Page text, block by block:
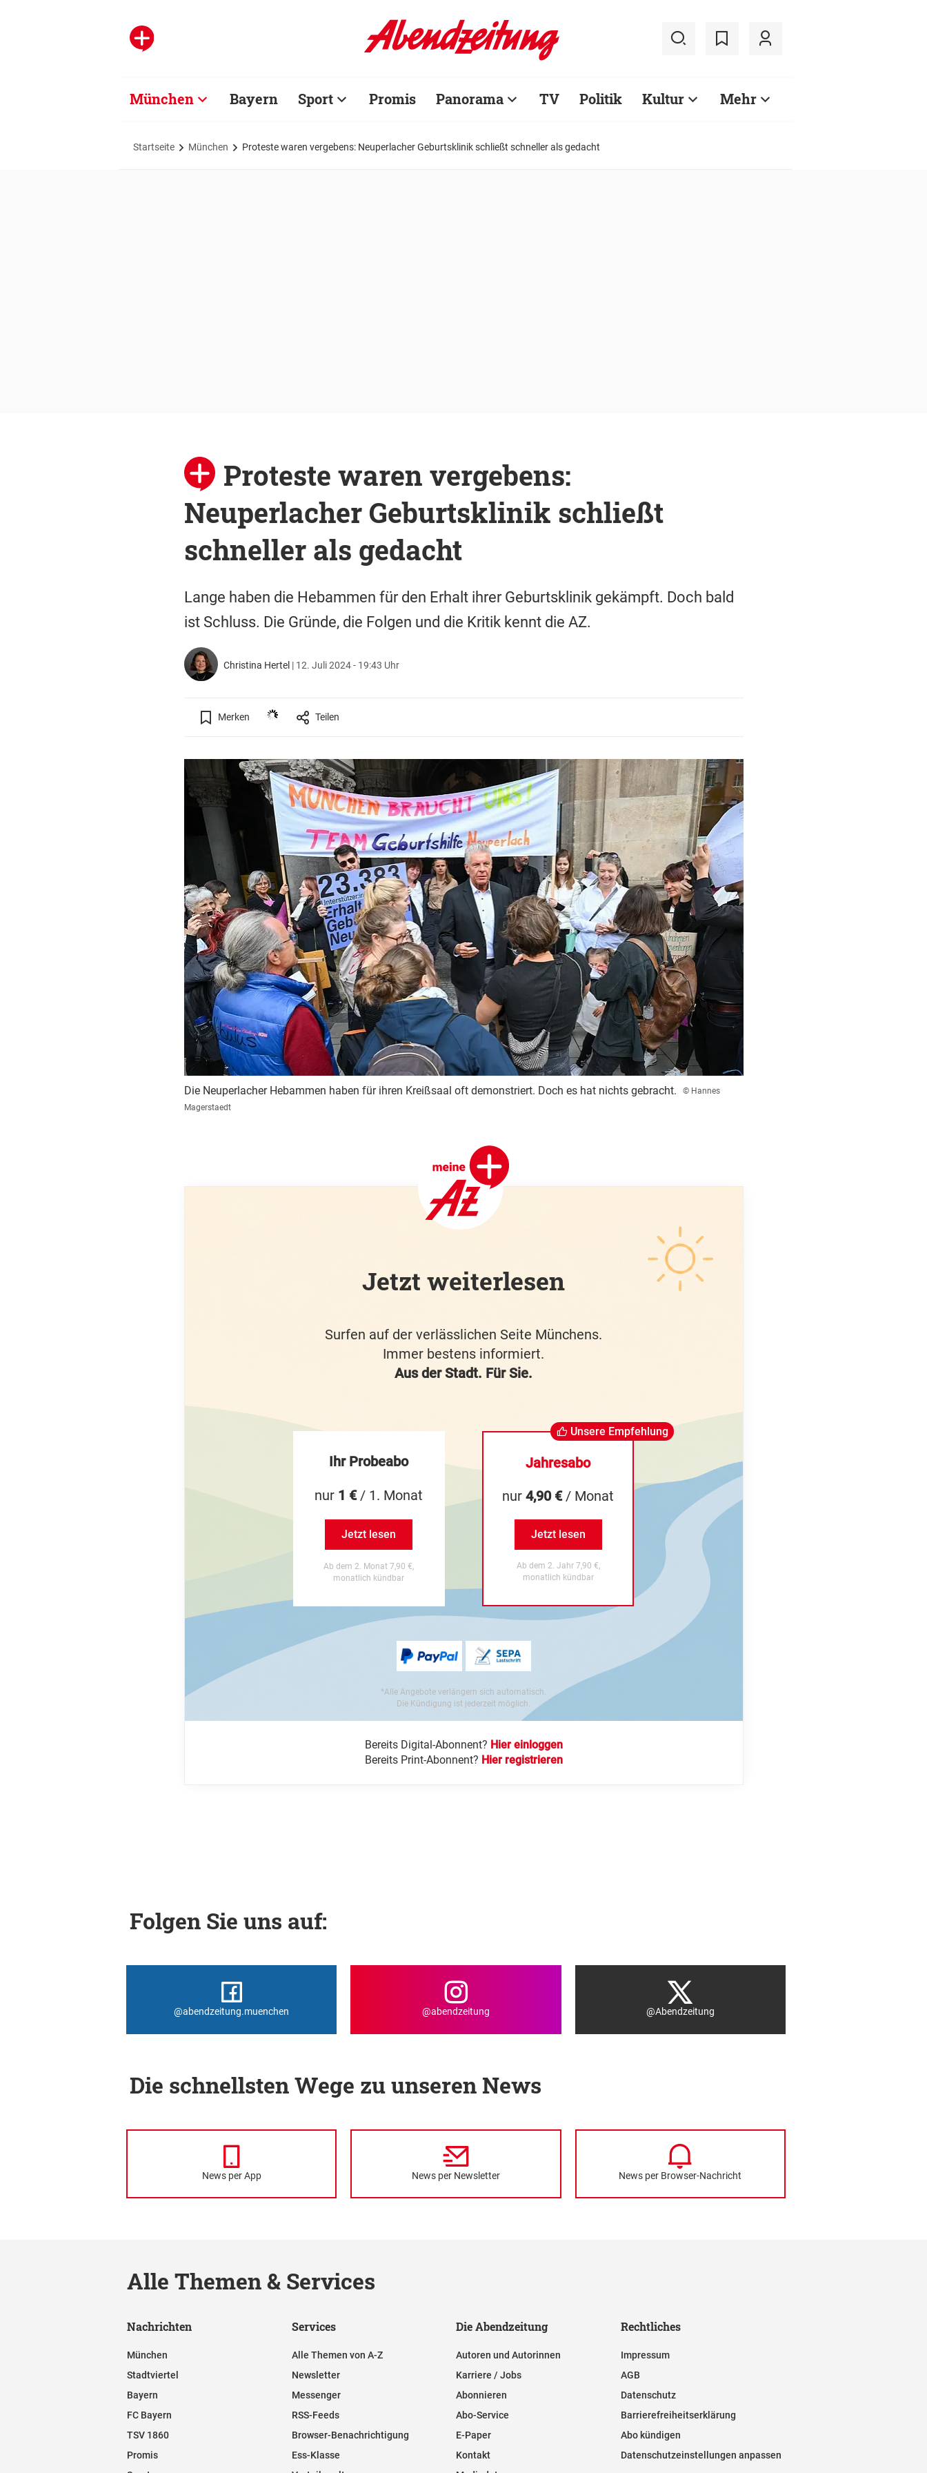
München Bayern Sport Promis Panorama TV Politik Kultur Mehr
Startseite München Proteste waren vergebens: Neuperlacher Geburtsklinik schließt schneller als gedacht
Proteste waren vergebens:
Neuperlacher Geburtsklinik schließt
schneller als gedacht
Lange haben die Hebammen für den Erhalt ihrer Geburtsklinik gekämpft. Doch bald
ist Schluss. Die Gründe, die Folgen und die Kritik kennt die AZ.
Christina Hertel | 12. Juli 2024 - 19:43 Uhr
Merken Teilen
Die Neuperlacher Hebammen haben für ihren Kreißsaal oft demonstriert. Doch es hat nichts gebracht.
© Hannes
Magerstaedt
Jetzt weiterlesen
Surfen auf der verlässlichen Seite Münchens.
Immer bestens informiert.
Aus der Stadt. Für Sie.
Ihr Probeabo
nur 1 €/ 1. Monat
Jetzt lesen
Ab dem 2. Monat 7,90 €,
monatlich kündbar
Unsere Empfehlung
Jahresabo
nur4,90 €/ Monat
Jetzt lesen
Ab dem 2. Jahr 7,90 €,
monatlich kündbar
*Alle Angebote verlängern sich automatisch.
Die Kündigung ist jederzeit möglich.
Bereits Digital-Abonnent? Hier einloggen
Bereits Print-Abonnent? Hier registrieren
Folgen Sie uns auf:
@abendzeitung.muenchen @abendzeitung @Abendzeitung
Die schnellsten Wege zu unseren News
News per App News per Newsletter News per Browser-Nachricht
Alle Themen & Services
Nachrichten
München
Stadtviertel
Bayern
FC Bayern
TSV 1860
Promis
Services
Alle Themen von A-Z
Newsletter
Messenger
RSS-Feeds
Browser-Benachrichtigung
Ess-Klasse
Die Abendzeitung
Autoren und Autorinnen
Karriere / Jobs
Abonnieren
Abo-Service
E-Paper
Kontakt
Rechtliches
Impressum
AGB
Datenschutz
Barrierefreiheitserklärung
Abo kündigen
Datenschutzeinstellungen anpassen